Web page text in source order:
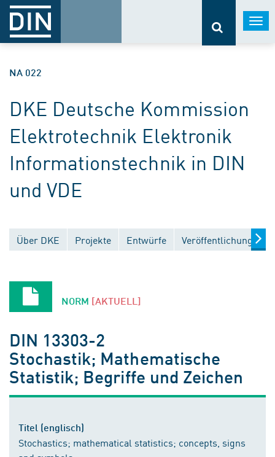
NA 022
DKE Deutsche Kommission
Elektrotechnik Elektronik
Informationstechnik in DIN
und VDE
Über DKE Projekte Entwürfe Veröffentlichungen
NORM [AKTUELL]
DIN 13303-2
Stochastik; Mathematische
Statistik; Begriffe und Zeichen
Titel (englisch)
Stochastics; mathematical statistics; concepts, signs